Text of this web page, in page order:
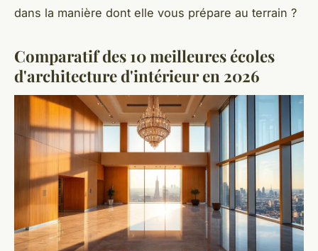
dans la manière dont elle vous prépare au terrain ?
Comparatif des 10 meilleures écoles
d'architecture d'intérieur en 2026